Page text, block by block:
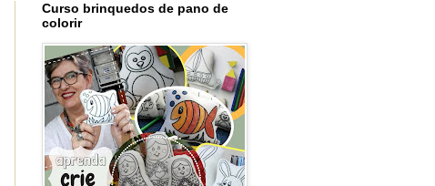
Curso brinquedos de pano de
colorir